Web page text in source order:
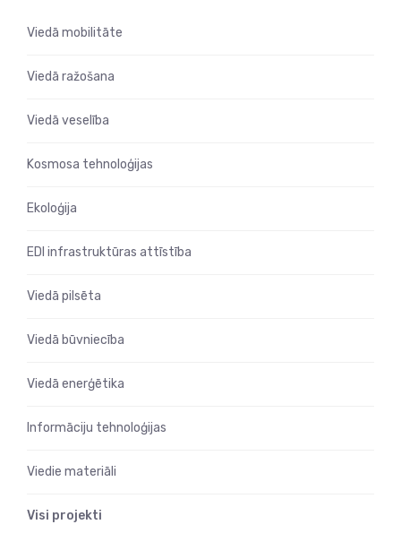
Viedā mobilitāte
Viedā ražošana
Viedā veselība
Kosmosa tehnoloģijas
Ekoloģija
EDI infrastruktūras attīstība
Viedā pilsēta
Viedā būvniecība
Viedā enerģētika
Informāciju tehnoloģijas
Viedie materiāli
Visi projekti